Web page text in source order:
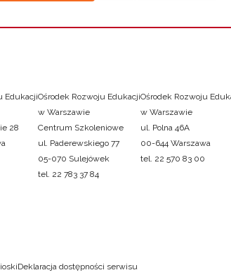
Edukacji
28
Ośrodek Rozwoju Edukacji
w Warszawie
Centrum Szkoleniowe
ul. Paderewskiego 77
05-070 Sulejówek
tel. 22 783 37 84
Ośrodek Rozwoju
w Warszawie
ul. Polna 46A
00-644 Warszawa
tel. 22 570 83 00
Deklaracja dostępności serwisu